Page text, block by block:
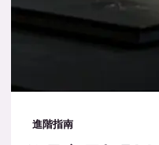
進階指南